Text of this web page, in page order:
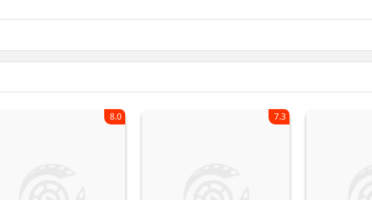
8.0 7.3